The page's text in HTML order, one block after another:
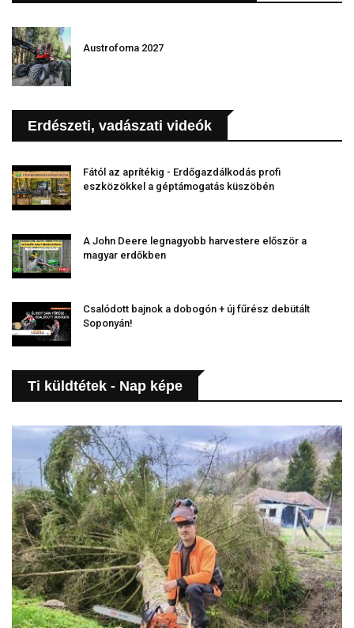
Austrofoma 2027
Erdészeti, vadászati videók
Fától az aprítékig - Erdőgazdálkodás profi
eszközökkel a géptámogatás küszöbén
A John Deere legnagyobb harvestere először a
magyar erdőkben
Csalódott bajnok a dobogón + új fűrész debütált
Soponyán!
Ti küldtétek - Nap képe